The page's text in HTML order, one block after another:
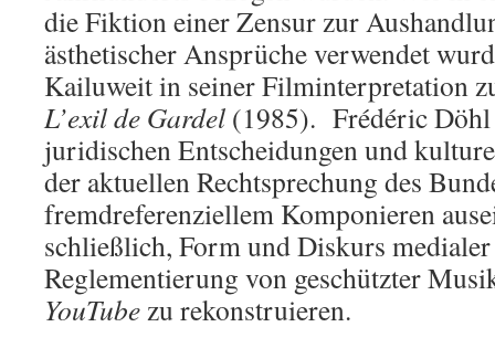
die Fiktion einer Zensur zur
ästhetischer Ansprüche verwendet
Kailuweit in seiner Filminterpretation
L’exil de Gardel (1985). Frédéric Döhl
juridischen Entscheidungen und
der aktuellen Rechtsprechung des
fremdreferenziellem Komponieren
schließlich, Form und Diskurs
Reglementierung von geschützter
YouTubezu rekonstruieren.